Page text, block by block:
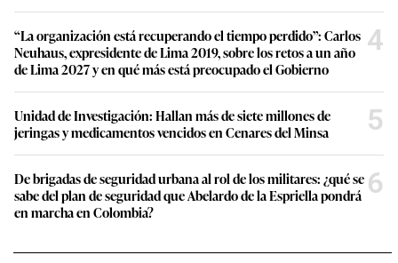
“La organización está recuperando el tiempo perdido”: Carlos
Neuhaus, expresidente de Lima 2019, sobre los retos a un año
de Lima 2027 y en qué más está preocupado el Gobierno
4
Unidad de Investigación: Hallan más de siete millones de
jeringas y medicamentos vencidos en Cenares del Minsa
5
De brigadas de seguridad urbana al rol de los militares: ¿qué se
sabe del plan de seguridad que Abelardo de la Espriella pondrá
en marcha en Colombia?
6